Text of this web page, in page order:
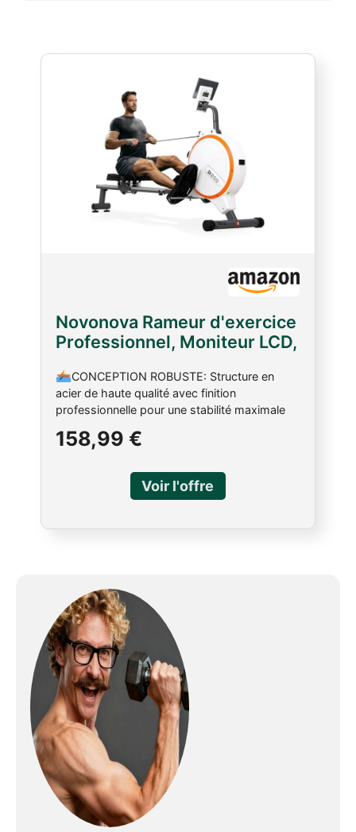
Novonova Rameur d'exercice
Professionnel, Moniteur LCD,
Magnétique, Structure en
Acier, Siège Ergonomique,
Rameurs pour Entraînement à
Domicile, Rameur
CONCEPTION ROBUSTE: Structure en
acier de haute qualité avec finition
professionnelle pour une stabilité maximale
QUALITÉ : Fabriqué en alliage d'aluminium de
haut de gamme, ce rameur appartement
garantit une expérience de rame fluide, facile
utilisateurs. Profitez d'un entraînement
optimal avec ce rameur.
MAGNÉTIQUE: Système de résistance
magnétique fluide et silencieux pour un
exercice sans à-coups. Rameurs doté de 16
niveaux de résistance réglables et d'une
résistance magnétique, répondant ainsi
parfaitement à vos besoins d'entraînement.
Les niveaux de résistance équilibrés
optimisent vos séances et contribuent à
prévenir les blessures sportives. Ce rameur
d'intérieur utilise un système de résistance
magnétique pour une expérience de rame
fluide et silencieuse, vous permettant de
profiter d'un entraînement complet dans un
158,99 €